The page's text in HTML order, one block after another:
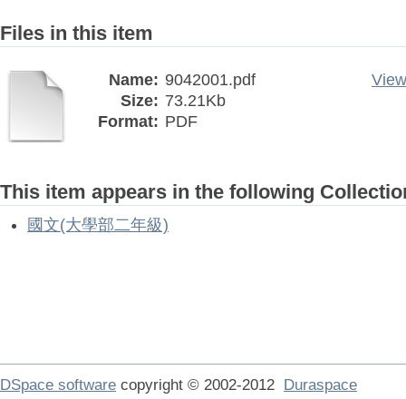
Files in this item
Name: 9042001.pdf
Size: 73.21Kb
Format: PDF
This item appears in the following
國文(大學部二年級)
DSpace software copyright © 2002-2012 Duraspace